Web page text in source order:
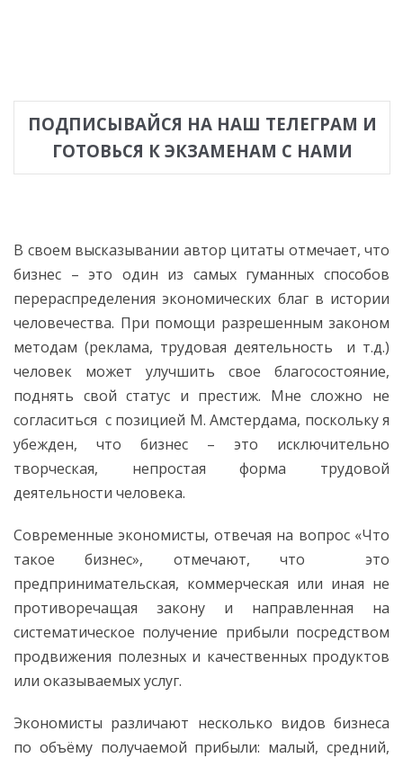
ПОДПИСЫВАЙСЯ НА НАШ ТЕЛЕГРАМ И
ГОТОВЬСЯ К ЭКЗАМЕНАМ С НАМИ
В своем высказывании автор цитаты отмечает, что
бизнес – это один из самых гуманных способов
перераспределения экономических благ в истории
человечества. При помощи разрешенным законом
методам (реклама, трудовая деятельность и т.д.)
человек может улучшить свое благосостояние,
поднять свой статус и престиж. Мне сложно не
согласиться с позицией М. Амстердама, поскольку я
убежден, что бизнес – это исключительно
творческая, непростая форма трудовой
деятельности человека.
Современные экономисты, отвечая на вопрос «Что
такое бизнес», отмечают, что это
предпринимательская, коммерческая или иная не
противоречащая закону и направленная на
систематическое получение прибыли посредством
продвижения полезных и качественных продуктов
или оказываемых услуг.
Экономисты различают несколько видов бизнеса
по объёму получаемой прибыли: малый, средний,